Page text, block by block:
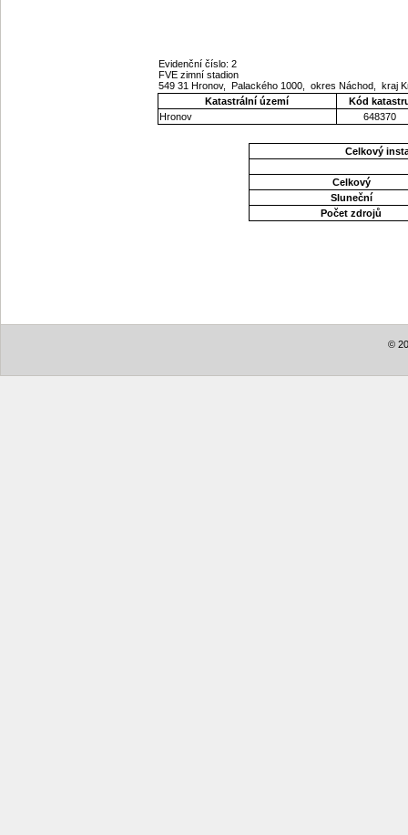
Evidenční číslo: 2
FVE zimní stadion
549 31 Hronov, Palackého 1000, okres Náchod, kraj
Katastrální území
Kód
Hronov
648370
Celkový
Celkový
Sluneční
Počet zdrojů
©